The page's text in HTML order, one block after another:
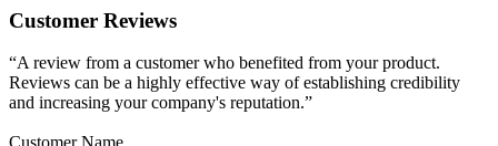
Customer Reviews
“A review from a customer who benefited from your product.
Reviews can be a highly effective way of establishing credibility
and increasing your company's reputation.”